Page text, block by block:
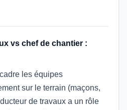
vs chef de chantier :
les équipes
sur le terrain (maçons,
de travaux a un rôle